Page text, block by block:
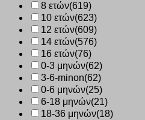
8 ετών(619)
10 ετών(623)
12 ετών(609)
14 ετών(576)
16 ετών(76)
0-3 μηνών(62)
3-6-minon(62)
0-6 μηνών(25)
6-18 μηνών(21)
18-36 μηνών(18)